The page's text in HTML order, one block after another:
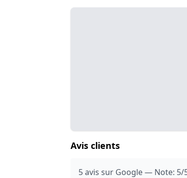
Avis clients
5 avis sur Google — Note: 5/